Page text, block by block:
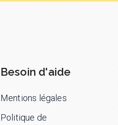
Besoin d'aide
Mentions légales
Politique de